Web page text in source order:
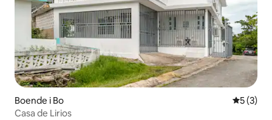
Boende i Bo 5 av 5 i
5 (3)
Casa de Lirios